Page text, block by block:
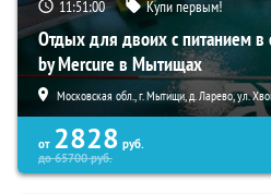
11:50:59 Купи первым!
Отдых для двоих с питанием в
by Mercure в Мытищах
Московская обл., г. Мытищи, д. Ларево, ул.
от 2828 руб.
до65700руб.